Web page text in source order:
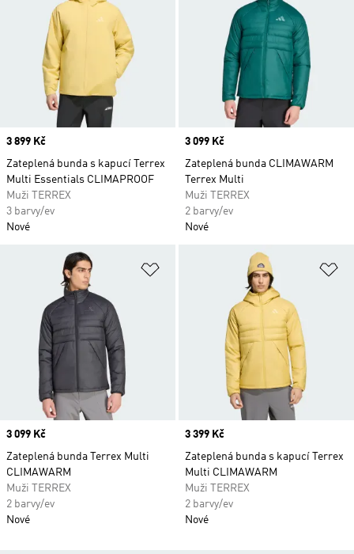
Price
3 899 Kč
Zateplená bunda s kapucí Terrex
Multi Essentials CLIMAPROOF
Muži TERREX
3 barvy/ev
Nové
Price
3 099 Kč
Zateplená bunda CLIMAWARM
Terrex Multi
Muži TERREX
2 barvy/ev
Nové
Přidat do seznamu přání
Price
3 099 Kč
Zateplená bunda Terrex Multi
CLIMAWARM
Muži TERREX
2 barvy/ev
Nové
Price
3 399 Kč
Zateplená bunda s kapucí Terrex
Multi CLIMAWARM
Muži TERREX
2 barvy/ev
Nové